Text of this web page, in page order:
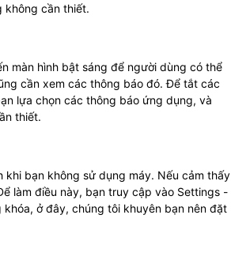
không cần thiết.
màn hình bật sáng để người dùng có thể
cần xem các thông báo đó. Để tắt các
lựa chọn các thông báo ứng dụng, và
thiết.
khi bạn không sử dụng máy. Nếu cảm thấy
làm điều này, bạn truy cập vào Settings -
ở đây, chúng tôi khuyên bạn nên đặt